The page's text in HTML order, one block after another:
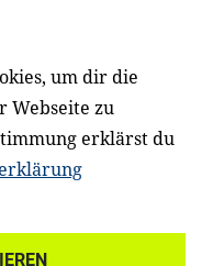
LinkedIn
um dir die
Webseite zu
erklärst du